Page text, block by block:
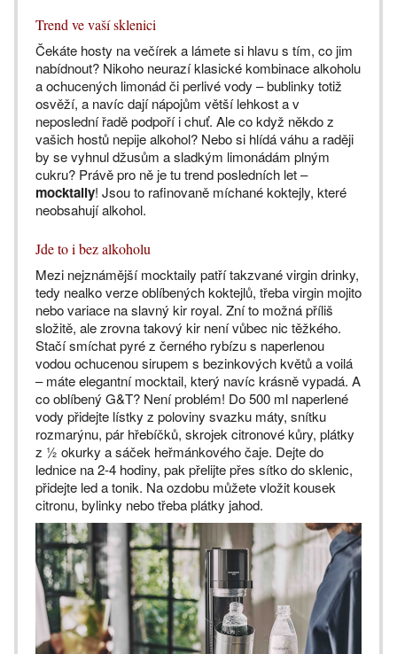
Trend ve vaší sklenici
Čekáte hosty na večírek a lámete si hlavu s tím, co jim
nabídnout? Nikoho neurazí klasické kombinace alkoholu
a ochucených limonád či perlivé vody – bublinky totiž
osvěží, a navíc dají nápojům větší lehkost a v
neposlední řadě podpoří i chuť. Ale co když někdo z
vašich hostů nepije alkohol? Nebo si hlídá váhu a raději
by se vyhnul džusům a sladkým limonádám plným
cukru? Právě pro ně je tu trend posledních let –
mocktaily! Jsou to rafinovaně míchané koktejly, které
neobsahují alkohol.
Jde to i bez alkoholu
Mezi nejznámější mocktaily patří takzvané virgin drinky,
tedy nealko verze oblíbených koktejlů, třeba virgin mojito
nebo variace na slavný kir royal. Zní to možná příliš
složitě, ale zrovna takový kir není vůbec nic těžkého.
Stačí smíchat pyré z černého rybízu s naperlenou
vodou ochucenou sirupem s bezinkových květů a voilá
– máte elegantní mocktail, který navíc krásně vypadá. A
co oblíbený G&T? Není problém! Do 500 ml naperlené
vody přidejte lístky z poloviny svazku máty, snítku
rozmarýnu, pár hřebíčků, skrojek citronové kůry, plátky
z ½ okurky a sáček heřmánkového čaje. Dejte do
lednice na 2-4 hodiny, pak přelijte přes sítko do sklenic,
přidejte led a tonik. Na ozdobu můžete vložit kousek
citronu, bylinky nebo třeba plátky jahod.